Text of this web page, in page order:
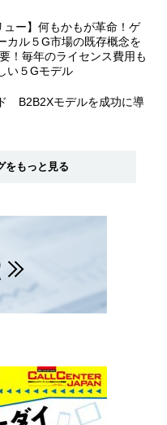
ュー】何もかもが革命！ゲ
カル５G市場の既存概念を
！毎年のライセンス費用も
い５Gモデル
B2B2Xモデルを成功に導
をもっと見る